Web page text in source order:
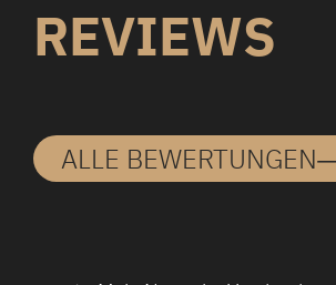
REVIEWS
ALLE BEWERTUNGEN